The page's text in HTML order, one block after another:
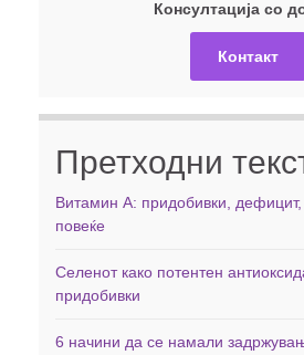
Консултација со
Контакт
Претходни
Витамин А: придобивки, дефицит,
повеќе
Селенот како потентен
придобивки
6 начини да се намали